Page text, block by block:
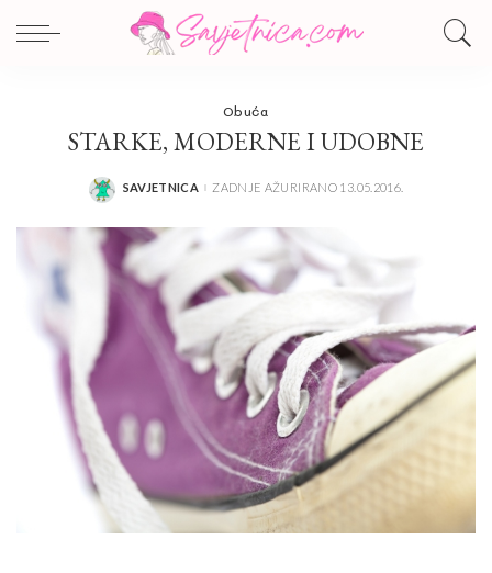
Obuća
STARKE, MODERNE I UDOBNE
POSTED
SAVJETNICA ZADNJE AŽURIRANO 13.05.2016.